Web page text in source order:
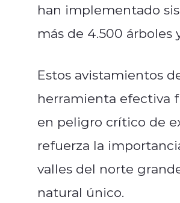
han implementado
más de 4.500 árboles
Estos avistamientos
herramienta efectiva
en peligro crítico de
refuerza la
valles del norte
natural único.